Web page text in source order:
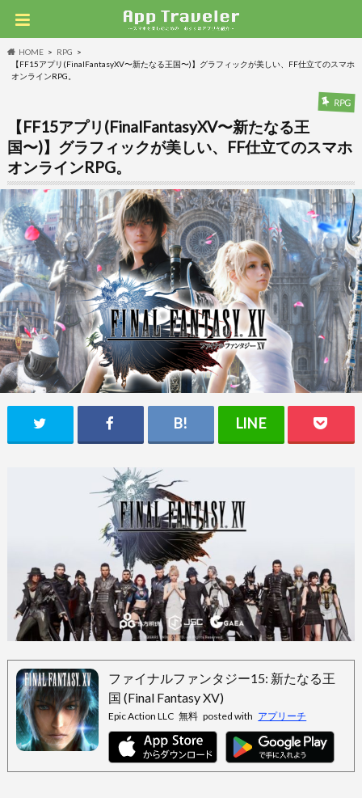
HOME
RPG
【FF15アプリ(FinalFantasyXV〜新たなる王国〜)】グラフィックが美しい、FF仕立てのスマホ
オンラインRPG。
RPG
【FF15アプリ(FinalFantasyXV〜新たなる王
国〜)】グラフィックが美しい、FF仕立てのスマホ
オンラインRPG。
ファイナルファンタジー15: 新たなる王
国 (Final Fantasy XV)
Epic Action LLC 無料 posted with アプリーチ